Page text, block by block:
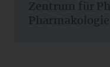
Zentrum für
Pharmakologie